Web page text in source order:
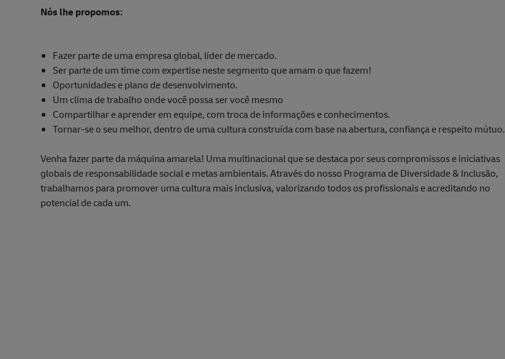
Nós lhe propomos:
Fazer parte de uma empresa global, líder de mercado.
Ser parte de um time com expertise neste segmento que amam o que fazem!
Oportunidades e plano de desenvolvimento.
Um clima de trabalho onde você possa ser você mesmo
Compartilhar e aprender em equipe, com troca de informações e conhecimentos.
Tornar-se o seu melhor, dentro de uma cultura construída com base na abertura, confiança e respeito mútuo.
Venha fazer parte da máquina amarela! Uma multinacional que se destaca por seus compromissos e iniciativas
globais de responsabilidade social e metas ambientais. Através do nosso Programa de Diversidade & Inclusão,
trabalhamos para promover uma cultura mais inclusiva, valorizando todos os profissionais e acreditando no
potencial de cada um.